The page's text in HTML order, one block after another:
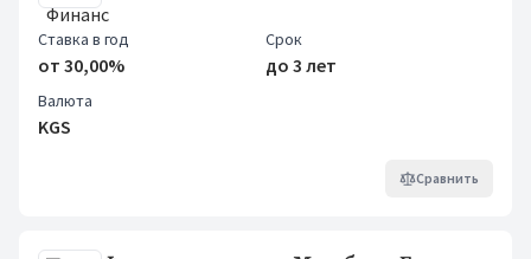
Ставка в год
от 30,00%
Срок
до 3 лет
Валюта
KGS
Сравнить